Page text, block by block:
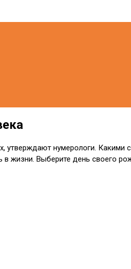
нумерологи.
жизни. Выберите день своего